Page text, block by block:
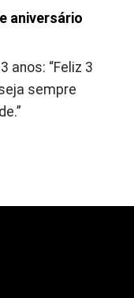
aniversário
anos: “Feliz 3
sempre